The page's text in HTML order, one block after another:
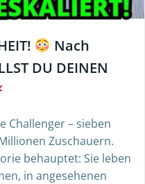
Nach
DU DEINEN
Challenger – sieben
Zuschauern.
behauptet: Sie leben
in angesehenen